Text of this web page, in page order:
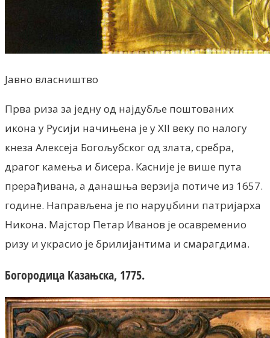
Јавно власништво
Прва риза за једну од најдубље поштованих
икона у Русији начињена је у XII веку по налогу
кнеза Алексеја Богољубског од злата, сребра,
драгог камења и бисера. Касније је више пута
прерађивана, а данашња верзија потиче из 1657.
године. Направљена је по наруџбини патријарха
Никона. Мајстор Петар Иванов је осавременио
ризу и украсио је брилијантима и смарагдима.
Богородица Казањска, 1775.